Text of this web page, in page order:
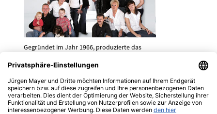
Gegründet im Jahr 1966, produzierte das
Namen „Sicartex“ zunächst Fußmatten und
Sitzbezüge für große Autohersteller. 1978
wurde der erste Kindersitz, der „Urkiddy“, bei
der Stiftung Warentest vorgestellt und ging
auf Anhieb als Testsieger hervor.